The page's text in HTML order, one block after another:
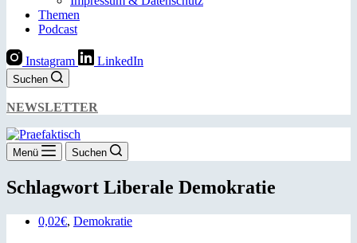
Themen
Podcast
Instagram LinkedIn
Suchen
NEWSLETTER
Menü Suchen
Schlagwort Liberale Demokratie
0,02€, Demokratie